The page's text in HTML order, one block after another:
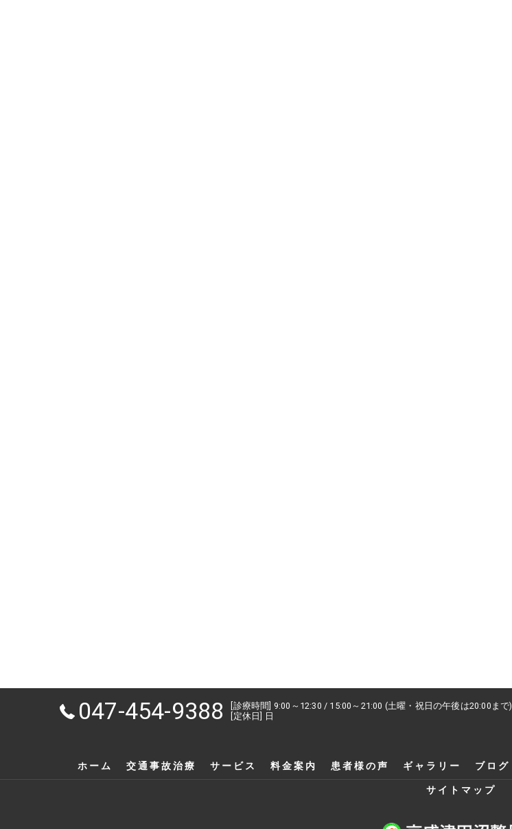
047-454-9388
[診療時間] 9:00～12:30 / 15:00～21:00 (土曜・祝日の午後は20:00まで)
[定休日] 日
ホーム 交通事故治療 サービス 料金案内 患者様の声 ギャラリー ブログ
サイトマップ